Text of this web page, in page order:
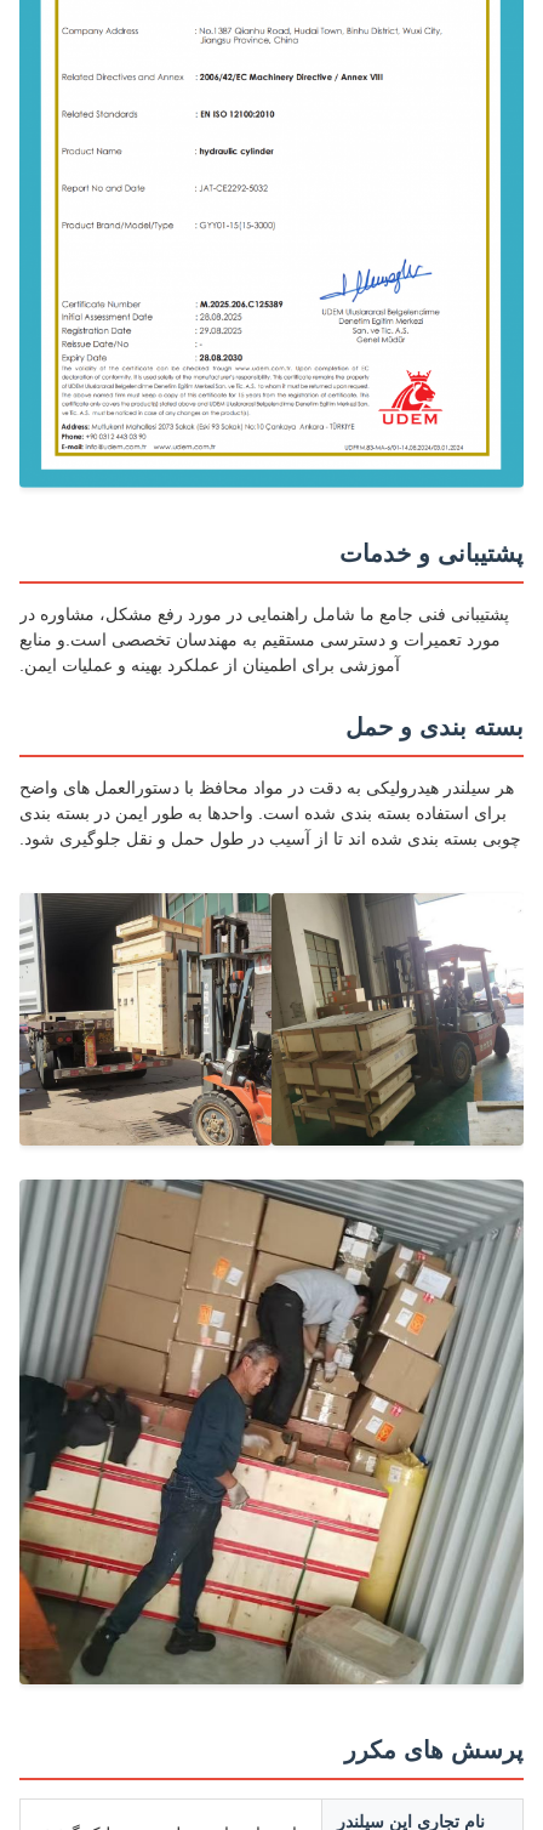
و خدمات
فنی جامع ما شامل راهنمایی در مورد رفع مشکل، مشاوره در
مورد تعمیرات و دسترسی مستقیم به مهندسان تخصصی است.و منابع
آموزشی برای اطمینان از عملکرد بهینه و عملیات ایمن.
بندی و حمل
سیلندر هیدرولیکی به دقت در مواد محافظ با دستورالعمل های واضح
استفاده بسته بندی شده است. واحدها به طور ایمن در بسته بندی
بسته بندی شده اند تا از آسیب در طول حمل و نقل جلوگیری شود.
های مکرر
نام تجاری این سیلندر